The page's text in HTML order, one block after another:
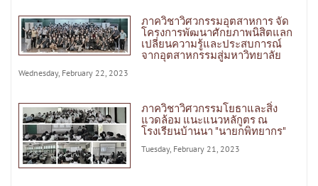
ภาควิชาวิศวกรรมอุตสาหการ จัด
โครงการพัฒนาศักยภาพนิสิตแลก
เปลี่ยนความรู้และประสบการณ์
จากอุตสาหกรรมสู่มหาวิทยาลัย
Wednesday, February 22, 2023
ภาควิชาวิศวกรรมโยธาและสิ่ง
แวดล้อม แนะแนวหลักูตร ณ
โรงเรียนบ้านนา "นายกพิทยากร"
Tuesday, February 21, 2023